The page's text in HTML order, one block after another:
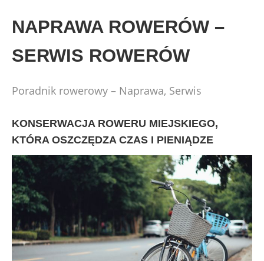
content
NAPRAWA ROWERÓW –
SERWIS ROWERÓW
Poradnik rowerowy – Naprawa, Serwis
KONSERWACJA ROWERU MIEJSKIEGO,
KTÓRA OSZCZĘDZA CZAS I PIENIĄDZE